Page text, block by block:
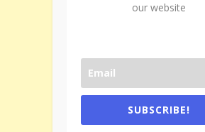
our website
SUBSCRIBE!